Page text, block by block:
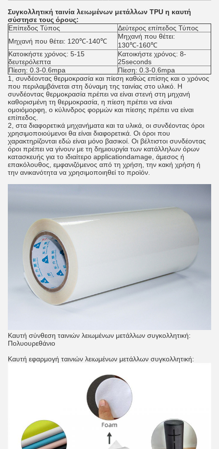
Συγκολλητική ταινία λειωμένων μετάλλων TPU η καυτή
σύστησε τους όρους:
Επίπεδος Τύπος
Δεύτερος επίπεδος Τύπος
Μηχανή που θέτει: 120℃-140℃
Μηχανή που θέτει:
130℃-160℃
Κατοικήστε χρόνος: 5-15
δευτερόλεπτα
Κατοικήστε χρόνος: 8-
25seconds
Πίεση: 0.3-0.6mpa
Πίεση: 0.3-0.6mpa
1, συνδέοντας θερμοκρασία και πίεση καθώς επίσης και ο χρόνος
που περιλαμβάνεται στη δύναμη της ταινίας στο υλικό. Η
συνδέοντας θερμοκρασία πρέπει να είναι στενή στη μηχανή
καθορισμένη τη θερμοκρασία, η πίεση πρέπει να είναι
ομοιόμορφη, ο κύλινδρος φορμών και πίεσης πρέπει να είναι
επίπεδος.
2, στα διαφορετικά μηχανήματα και τα υλικά, οι συνδέοντας όροι
χρησιμοποιούμενοι θα είναι διαφορετικά. Οι όροι που
χαρακτηρίζονται εδώ είναι μόνο βασικοί. Οι βέλτιστοι συνδέοντας
όροι πρέπει να γίνουν με τη δημιουργία των κατάλληλων όρων
κατασκευής για το ιδιαίτερο applicationdamage, άμεσος ή
επακόλουθος, εμφανιζόμενος από τη χρήση, την κακή χρήση ή
την ανικανότητα να χρησιμοποιηθεί το προϊόν.
Καυτή σύνθεση ταινιών λειωμένων μετάλλων συγκολλητική:
Πολυουρεθάνιο
Καυτή εφαρμογή ταινιών λειωμένων μετάλλων συγκολλητική: